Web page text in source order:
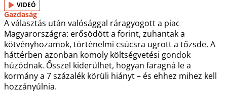
VIDEÓ
Gazdaság
A választás után valósággal ráragyogott a piac
Magyarországra: erősödött a forint, zuhantak a
kötvényhozamok, történelmi csúcsra ugrott a tőzsde. A
háttérben azonban komoly költségvetési gondok
húzódnak. Ősszel kiderülhet, hogyan faragná le a
kormány a 7 százalék körüli hiányt – és ehhez mihez kell
hozzányúlnia.